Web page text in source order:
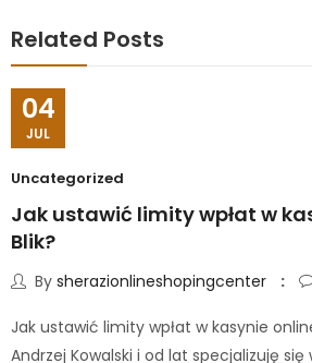
Related Posts
04
JUL
Uncategorized
Jak ustawić limity wpłat w
Blik?
By sherazionlineshopingcenter
Jak ustawić limity wpłat w kasynie
Andrzej Kowalski i od lat specjalizuję